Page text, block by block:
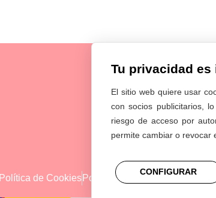
Política de Cookies Política de PrivacidadAviso
Tu privacidad
El sitio web quiere usar
con socios publicitarios,
riesgo de acceso por
permite cambiar o revocar
CONFIGURAR